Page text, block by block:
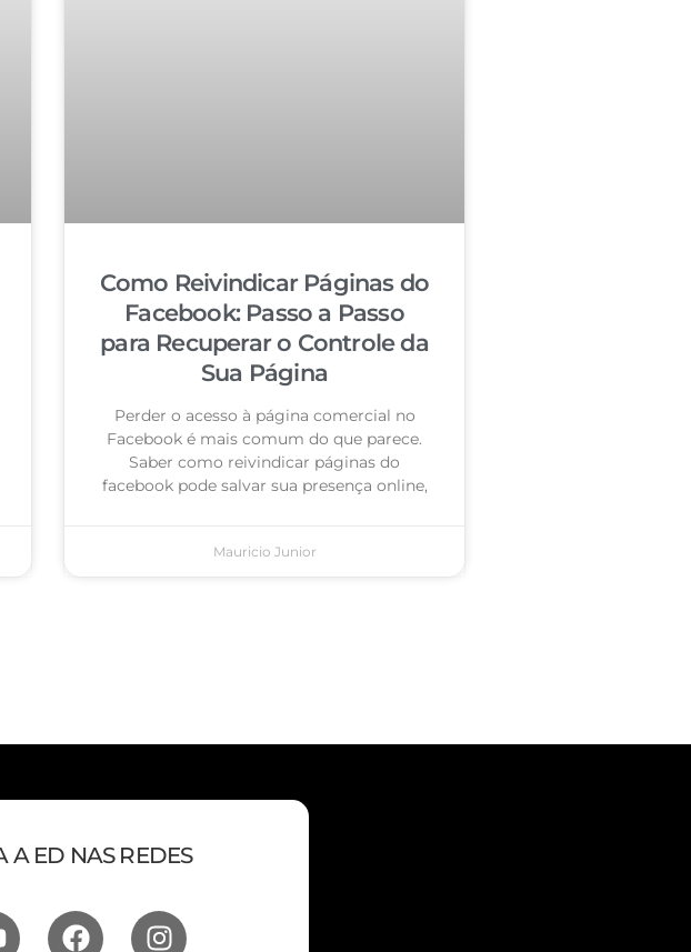
Como Reivindicar Páginas do
Facebook: Passo a Passo
para Recuperar o Controle da
Sua Página
Perder o acesso à página comercial no
Facebook é mais comum do que parece.
Saber como reivindicar páginas do
facebook pode salvar sua presença online,
Mauricio Junior
A ED NAS REDES